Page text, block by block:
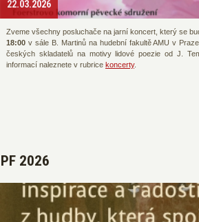
22.03.2026
Zveme všechny posluchače na jarní koncert, který se
18:00v sále B. Martinů na hudební fakultě AMU v
českých skladatelů na motivy lidové poezie od J.
informací naleznete v rubrice koncerty.
PF 2026